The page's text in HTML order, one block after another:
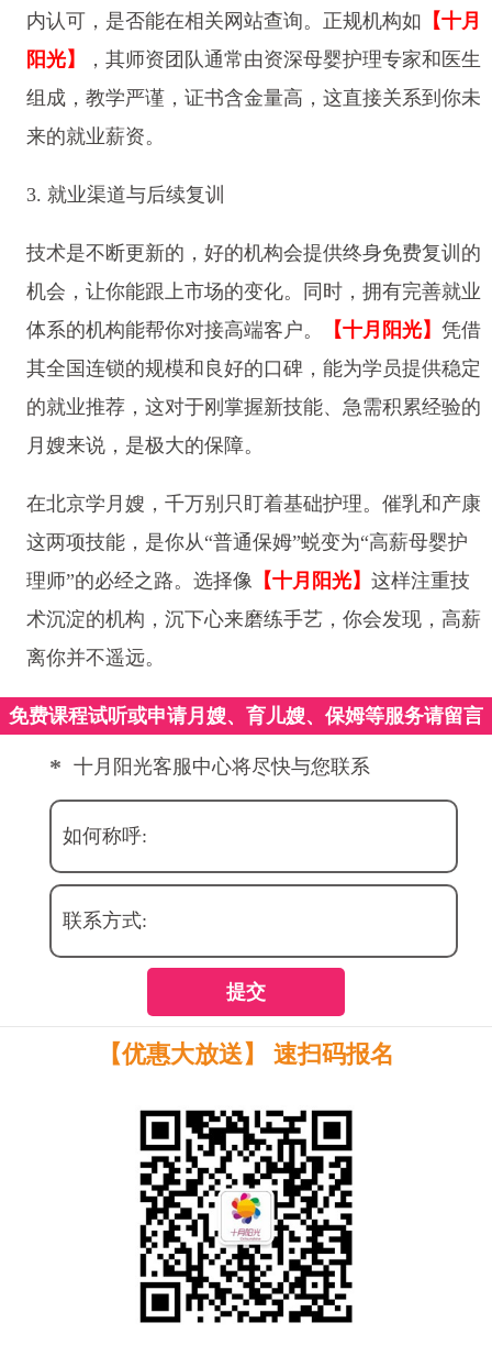
内认可，是否能在相关网站查询。正规机构如 【十月
阳光】
，其师资团队通常由资深母婴护理专家和医生
组成，教学严谨，证书含金量高，这直接关系到你未
来的就业薪资。
3. 就业渠道与后续复训
技术是不断更新的，好的机构会提供终身免费复训的
机会，让你能跟上市场的变化。同时，拥有完善就业
体系的机构能帮你对接高端客户。
【十月阳光】 凭借
其全国连锁的规模和良好的口碑，能为学员提供稳定
的就业推荐，这对于刚掌握新技能、急需积累经验的
月嫂来说，是极大的保障。
在北京学月嫂，千万别只盯着基础护理。催乳和产康
这两项技能，是你从“普通保姆”蜕变为“高薪母婴护
理师”的必经之路。选择像 【十月阳光】 这样注重技
术沉淀的机构，沉下心来磨练手艺，你会发现，高薪
离你并不遥远。
免费课程试听或申请月嫂、育儿嫂、保姆等服务请留言
* 十月阳光客服中心将尽快与您联系
如何称呼:
联系方式:
提交
【优惠大放送】 速扫码报名